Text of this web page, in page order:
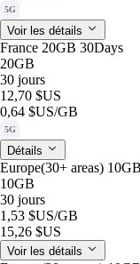
5G
Voir les détails
France 20GB 30Days
20GB
30 jours
12,70 $US
0,64 $US/GB
5G
Détails
Europe(30+ areas)
10GB
30 jours
1,53 $US/GB
15,26 $US
Voir les détails